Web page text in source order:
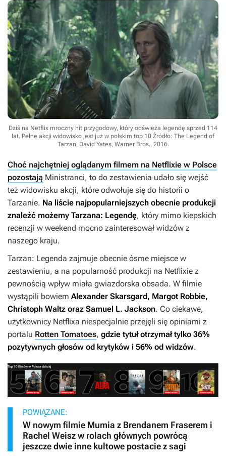
Dziś na Netflix mroczny hit przygodowy, który odświeża legendę sprzed 114
lat. Pełne akcji widowisko jest już w polskim top 10 Źródło: The Legend of
Tarzan, David Yates, Warner Bros., 2016.
Choć najchętniej oglądanym filmem na Netflixie w Polsce
pozostają Ministranci, to do zestawienia udało się wejść
też widowisku akcji, które odwołuje się do historii o
Tarzanie. Na liście najpopularniejszych obecnie produkcji
znaleźć możemy Tarzana: Legendę, który mimo kiepskich
recenzji w weekend mocno zainteresował widzów z
naszego kraju.
Tarzan: Legenda zajmuje obecnie ósme miejsce w
zestawieniu, a na popularność produkcji na Netflixie z
pewnością wpływ miała gwiazdorska obsada. W filmie
wystąpili bowiem Alexander Skarsgard, Margot Robbie,
Christoph Waltz oraz Samuel L. Jackson. Co ciekawe,
użytkownicy Netflixa niespecjalnie przejęli się opiniami z
portalu Rotten Tomatoes, gdzie tytuł otrzymał tylko 36%
pozytywnych głosów od krytyków i 56% od widzów.
POWIĄZANE:
W nowym filmie Mumia z Brendanem Fraserem i
Rachel Weisz w rolach głównych powrócą
jeszcze dwie inne kultowe postacie z sagi